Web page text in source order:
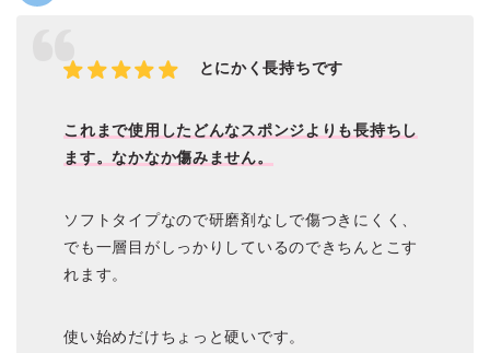
とにかく長持ちです
これまで使用したどんなスポンジよりも長持ちし
ます。なかなか傷みません。
ソフトタイプなので研磨剤なしで傷つきにくく、
でも一層目がしっかりしているのできちんとこす
れます。
使い始めだけちょっと硬いです。